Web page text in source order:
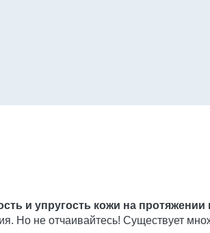
и упругость кожи на протяжении
Но не отчаивайтесь! Существует